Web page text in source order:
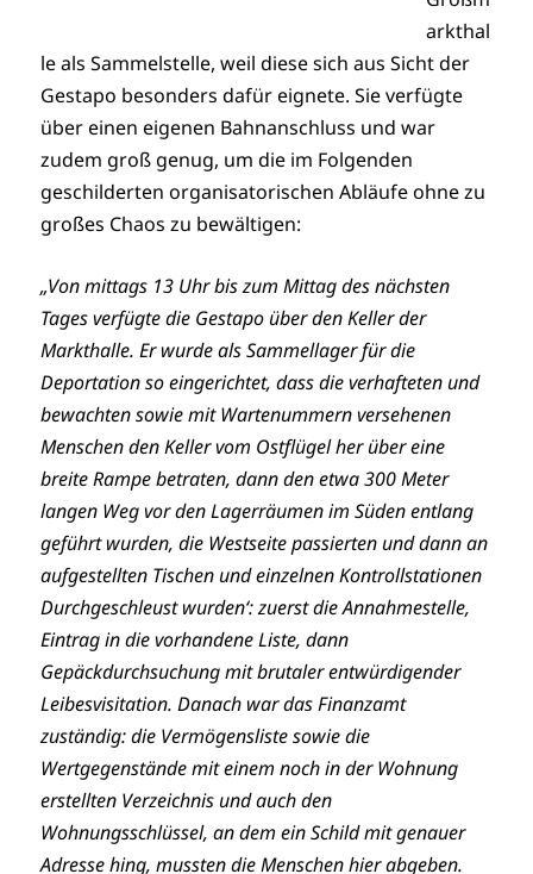
arkthal
le als Sammelstelle, weil diese sich aus Sicht der
Gestapo besonders dafür eignete. Sie verfügte
über einen eigenen Bahnanschluss und war
zudem groß genug, um die im Folgenden
geschilderten organisatorischen Abläufe ohne zu
großes Chaos zu bewältigen:
„Von mittags 13 Uhr bis zum Mittag des nächsten
Tages verfügte die Gestapo über den Keller der
Markthalle. Er wurde als Sammellager für die
Deportation so eingerichtet, dass die verhafteten und
bewachten sowie mit Wartenummern versehenen
Menschen den Keller vom Ostflügel her über eine
breite Rampe betraten, dann den etwa 300 Meter
langen Weg vor den Lagerräumen im Süden entlang
geführt wurden, die Westseite passierten und dann an
aufgestellten Tischen und einzelnen Kontrollstationen
Durchgeschleust wurden‘: zuerst die Annahmestelle,
Eintrag in die vorhandene Liste, dann
Gepäckdurchsuchung mit brutaler entwürdigender
Leibesvisitation. Danach war das Finanzamt
zuständig: die Vermögensliste sowie die
Wertgegenstände mit einem noch in der Wohnung
erstellten Verzeichnis und auch den
Wohnungsschlüssel, an dem ein Schild mit genauer
Adresse hing, mussten die Menschen hier abgeben.